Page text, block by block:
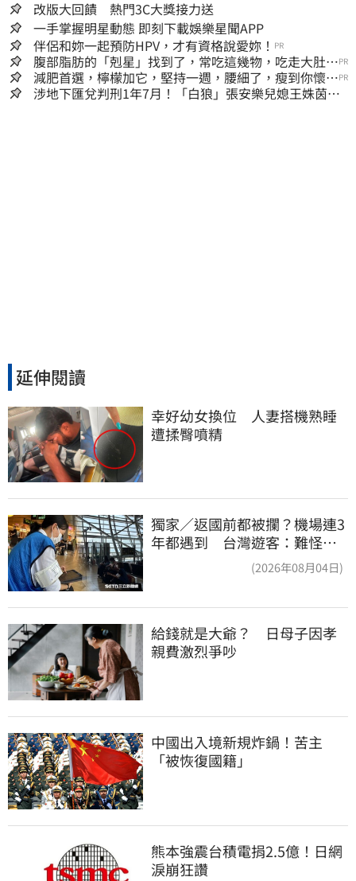
改版大回饋 熱門3C大獎接力送
一手掌握明星動態 即刻下載娛樂星聞APP
伴侶和妳一起預防HPV，才有資格說愛妳！ PR
腹部脂肪的「剋星」找到了，常吃這幾物，吃走大肚
囊，瘦出小蠻腰
PR
減肥首選，檸檬加它，堅持一週，腰細了，瘦到你懷疑
人生
PR
涉地下匯兌判刑1年7月！「白狼」張安樂兒媳王姝茵北
延伸閱讀
幸好幼女換位　人妻搭機熟睡
遭揉臀噴精
獨家／返國前都被攔？機場連3
年都遇到 台灣遊客：難怪日
(2026年08月04日)
給錢就是大爺？　日母子因孝
親費激烈爭吵
中國出入境新規炸鍋！苦主
「被恢復國籍」
熊本強震台積電捐2.5億！日網
淚崩狂讚